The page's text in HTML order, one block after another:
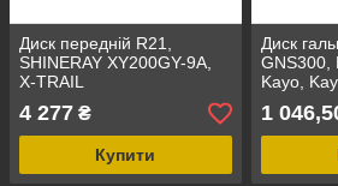
Диск передній R21,
SHINERAY XY200GY-9А,
X-TRAIL
200,Geon,Viper,Forte,Spark,Exdrive,
1,6x21,Вісь 12мм
4 277 ₴
Купити
Диск
GNS300,
Kayo,
1